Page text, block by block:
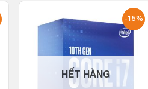
-15%
HẾT HÀNG